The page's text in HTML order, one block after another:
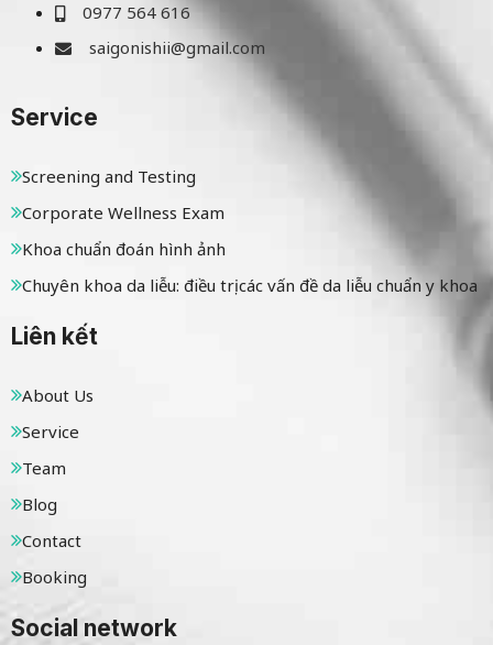
0977 564 616
saigonishii@gmail.com
Service
Screening and Testing
Corporate Wellness Exam
Khoa chuẩn đoán hình ảnh
Chuyên khoa da liễu: điều trị các vấn đề da liễu chuẩn y khoa
Liên kết
About Us
Service
Team
Blog
Contact
Booking
Social network